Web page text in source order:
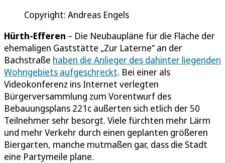
Copyright: Andreas Engels
Hürth-Efferen – Die Neubaupläne für die Fläche der
ehemaligen Gaststätte „Zur Laterne“ an der
Bachstraße haben die Anlieger des dahinter liegenden
Wohngebiets aufgeschreckt. Bei einer als
Videokonferenz ins Internet verlegten
Bürgerversammlung zum Vorentwurf des
Bebauungsplans 221c äußerten sich etlich der 50
Teilnehmer sehr besorgt. Viele fürchten mehr Lärm
und mehr Verkehr durch einen geplanten größeren
Biergarten, manche mutmaßen gar, dass die Stadt
eine Partymeile plane.